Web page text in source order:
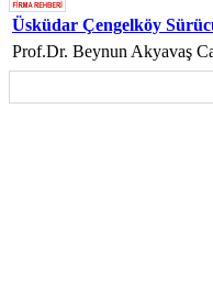
Üsküdar Çengelköy
Prof.Dr. Beynun Akyavaş